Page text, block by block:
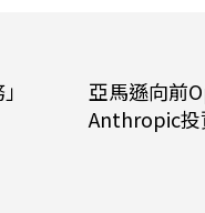
亞馬遜向前
Anthropic投